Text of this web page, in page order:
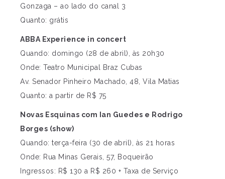
Gonzaga – ao lado do canal 3
Quanto: grátis
ABBA Experience in concert
Quando: domingo (28 de abril), às 20h30
Onde: Teatro Municipal Braz Cubas
Av. Senador Pinheiro Machado, 48, Vila Matias
Quanto: a partir de R$ 75
Novas Esquinas com Ian Guedes e Rodrigo
Borges (show)
Quando: terça-feira (30 de abril), às 21 horas
Onde: Rua Minas Gerais, 57, Boqueirão
Ingressos: R$ 130 a R$ 260 + Taxa de Serviço